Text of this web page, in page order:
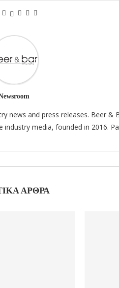
news and press releases. Beer &
media, founded in 2016.
ΆΡΘΡΑ